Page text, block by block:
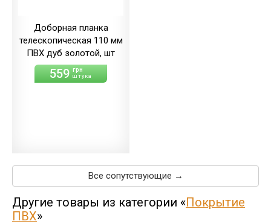
Доборная планка
телескопическая 110 мм
ПВХ дуб золотой, шт
559 грн
штука
Все сопутствующие →
Другие товары из категории «Покрытие
ПВХ»